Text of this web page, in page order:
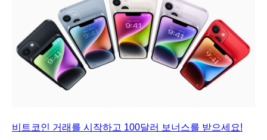
비트코인 거래를 시작하고 100달러 보너스를 받으세요!